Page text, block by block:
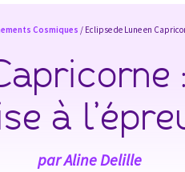
Cosmiques / Eclipse de Lune en
à
parAline Delille